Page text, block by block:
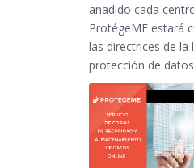
añadido cada
ProtégeME estará
las directrices de la
protección de